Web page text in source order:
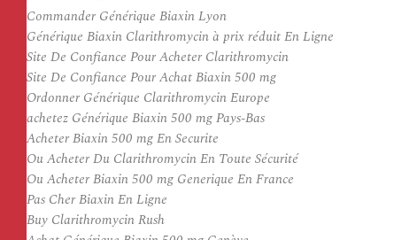
Commander Générique Biaxin Lyon
Générique Biaxin Clarithromycin à prix réduit En Ligne
Site De Confiance Pour Acheter Clarithromycin
Site De Confiance Pour Achat Biaxin 500 mg
Ordonner Générique Clarithromycin Europe
achetez Générique Biaxin 500 mg Pays-Bas
Acheter Biaxin 500 mg En Securite
Ou Acheter Du Clarithromycin En Toute Sécurité
Ou Acheter Biaxin 500 mg Generique En France
Pas Cher Biaxin En Ligne
Buy Clarithromycin Rush